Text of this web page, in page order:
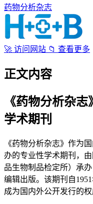
药物分析杂志
🚀 访问网站 📁 查看更多
正文内容
《药物分析杂
学术期刊
《药物分析杂志》作为
办的专业性学术期刊，
品生物制品检定所）承
编辑出版。该期刊自
成为国内外公开发行的权